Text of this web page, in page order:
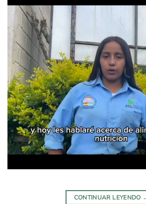
CONTINUAR LEYENDO